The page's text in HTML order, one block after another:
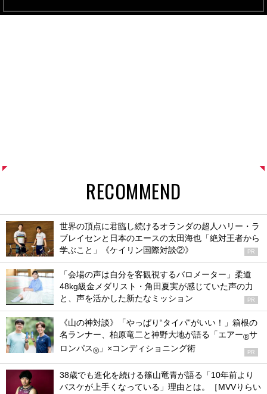
RECOMMEND
世界の頂点に君臨し続けるオランダの超人ハリー・ラ
ブレイセンと日本のエースの太田海也「絶対王者から
学ぶこと」《ケイリン国際対談②》
PR
「会場の声は自分を客観視するバロメーター」柔道
48kg級金メダリスト・角田夏実が感じていた声の力
と、声を活かした新たなミッション
PR
《山の神対談》「やっぱり“タイパ”がいい！」箱根の
名ランナー、柏原竜二と神野大地が語る「エアー®サ
ロンパス® 」×コンディショニング術 PR
38歳でも進化を続ける篠山竜青が語る「10年前より
バスケが上手くなっている」理由とは。［MVVりらい